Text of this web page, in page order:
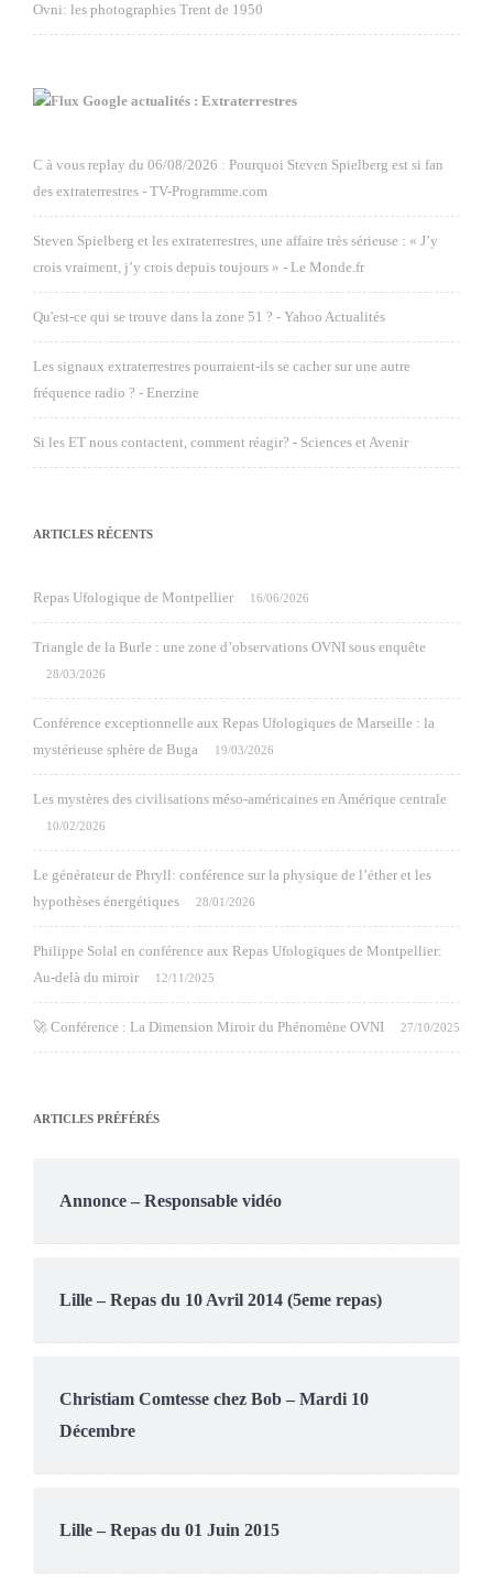
Ovni: les photographies Trent de 1950
Google actualités : Extraterrestres
C à vous replay du 06/08/2026 : Pourquoi Steven Spielberg est si fan
des extraterrestres - TV-Programme.com
Steven Spielberg et les extraterrestres, une affaire très sérieuse : « J’y
crois vraiment, j’y crois depuis toujours » - Le Monde.fr
Qu'est-ce qui se trouve dans la zone 51 ? - Yahoo Actualités
Les signaux extraterrestres pourraient-ils se cacher sur une autre
fréquence radio ? - Enerzine
Si les ET nous contactent, comment réagir? - Sciences et Avenir
ARTICLES RÉCENTS
Repas Ufologique de Montpellier 16/06/2026
Triangle de la Burle : une zone d’observations OVNI sous enquête
28/03/2026
Conférence exceptionnelle aux Repas Ufologiques de Marseille : la
mystérieuse sphère de Buga
19/03/2026
Les mystères des civilisations méso-américaines en Amérique centrale
10/02/2026
Le générateur de Phryll: conférence sur la physique de l’éther et les
hypothèses énergétiques
28/01/2026
Philippe Solal en conférence aux Repas Ufologiques de Montpellier:
Au-delà du miroir
12/11/2025
🚀 Conférence : La Dimension Miroir du Phénomène OVNI 27/10/2025
ARTICLES PRÉFÉRÉS
Annonce – Responsable vidéo
Lille – Repas du 10 Avril 2014 (5eme repas)
Christiam Comtesse chez Bob – Mardi 10
Décembre
Lille – Repas du 01 Juin 2015